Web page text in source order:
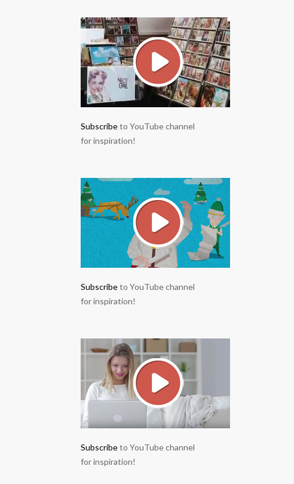
Subscribeto YouTube channel
for inspiration!
Subscribeto YouTube channel
for inspiration!
Subscribeto YouTube channel
for inspiration!